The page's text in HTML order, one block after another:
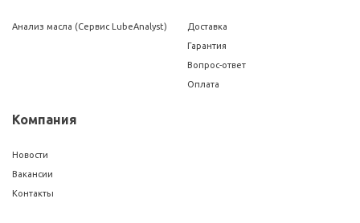
Анализ масла (Сервис LubeAnalyst)
Доставка
Гарантия
Вопрос-ответ
Оплата
Компания
Новости
Вакансии
Контакты